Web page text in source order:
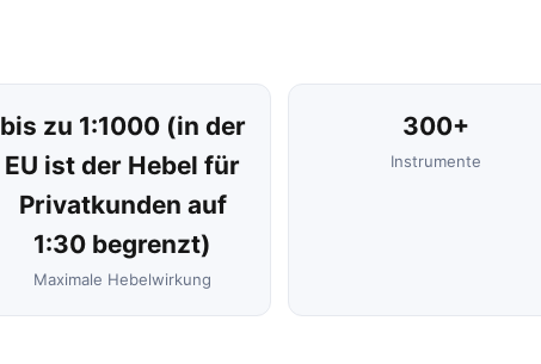
bis zu 1:1000 (in der
EU ist der Hebel für
Privatkunden auf
1:30 begrenzt)
Maximale Hebelwirkung
300+
Instrumente